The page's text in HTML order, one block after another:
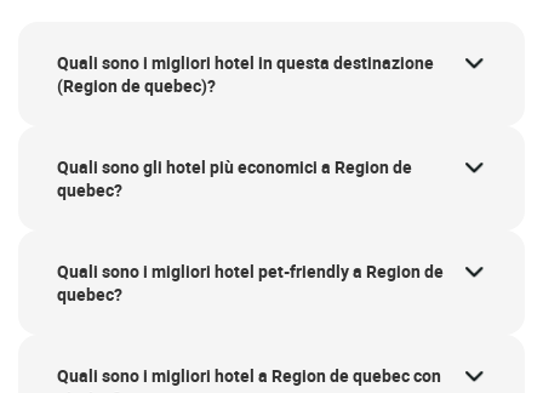
Quali sono i migliori hotel in questa destinazione
(Region de quebec)?
Quali sono gli hotel più economici a Region de
quebec?
Quali sono i migliori hotel pet-friendly a Region de
quebec?
Quali sono i migliori hotel a Region de quebec con